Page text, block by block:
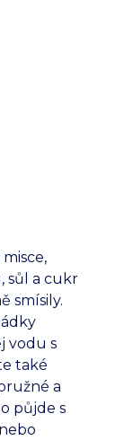
sůl a cukr
smísily.
vodu s
také
a
půjde s